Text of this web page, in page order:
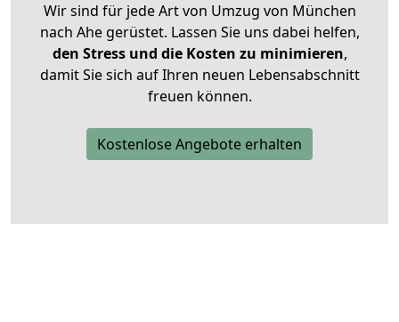
Wir sind für jede Art von Umzug von München
nach Ahe gerüstet. Lassen Sie uns dabei helfen,
den Stress und die Kosten zu minimieren,
damit Sie sich auf Ihren neuen Lebensabschnitt
freuen können.
Kostenlose Angebote erhalten